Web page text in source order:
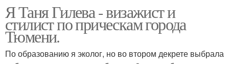
Я Таня Гилева - визажист и
стилист по прическам города
Тюмени.
По образованию я эколог, но во втором декрете выбрала